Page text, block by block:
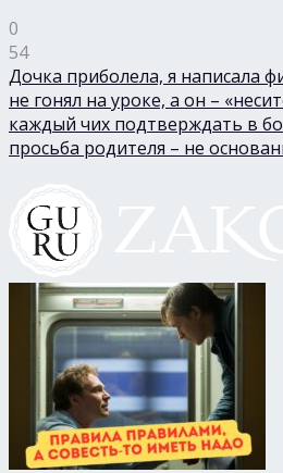
0
54
Дочка приболела, я написала
не гонял на уроке, а он –
каждый чих подтверждать в
просьба родителя – не